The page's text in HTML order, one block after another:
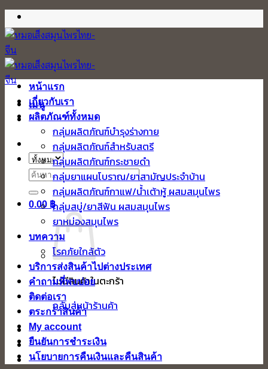
ข้าม
ไป
ยัง
เนื้อหา
เมนู
ค้นหา:
0.00 ฿
ไม่มีสินค้าในตะกร้า
กลับสู่หน้าร้านค้า
หน้าแรก
เกี่ยวกับเรา
ผลิตภัณฑ์ทั้งหมด
กลุ่มผลิตภัณฑ์บำรุงร่างกาย
กลุ่มผลิตภัณฑ์สำหรับสตรี
กลุ่มผลิตภัณฑ์กระชายดำ
กลุ่มยาแผนโบราณ/ยาสามัญประจำบ้าน
กลุ่มผลิตภัณฑ์กาแฟ/น้ำเต้าหู้ ผสมสมุนไพร
กลุ่มสบู่/ยาสีฟัน ผสมสมุนไพร
ยาหม่องสมุนไพร
บทความ
โรคภัยใกล้ตัว
บริการส่งสินค้าไปต่างประเทศ
คำถามที่พบบ่อย
ติดต่อเรา
ตระกร้าสินค้า
My account
ยืนยันการชำระเงิน
นโยบายการคืนเงินและคืนสินค้า